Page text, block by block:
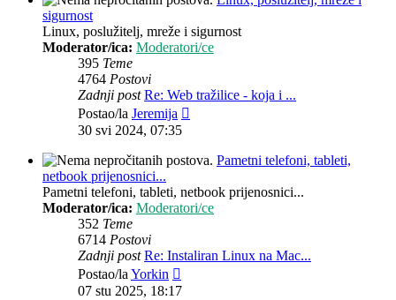
sigurnost
Linux, poslužitelj, mreže i sigurnost
Moderator/ica: Moderatori/ce
395 Teme
4764 Postovi
Zadnji post Re: Web tražilice - koja i ...
Postao/la Jeremija
30 svi 2024, 07:35
Pametni telefoni, tableti,
netbook prijenosnici...
Pametni telefoni, tableti, netbook prijenosnici...
Moderator/ica: Moderatori/ce
352 Teme
6714 Postovi
Zadnji post Re: Instaliran Linux na Mac...
Postao/laYorkin
post
07 stu 2025, 18:17